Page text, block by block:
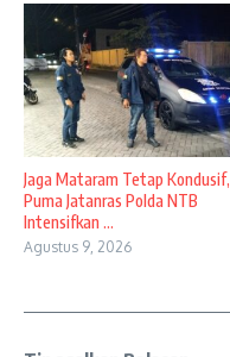
Jaga Mataram Tetap Kondusif,
Puma Jatanras Polda NTB
Intensifkan ...
Agustus 9, 2026